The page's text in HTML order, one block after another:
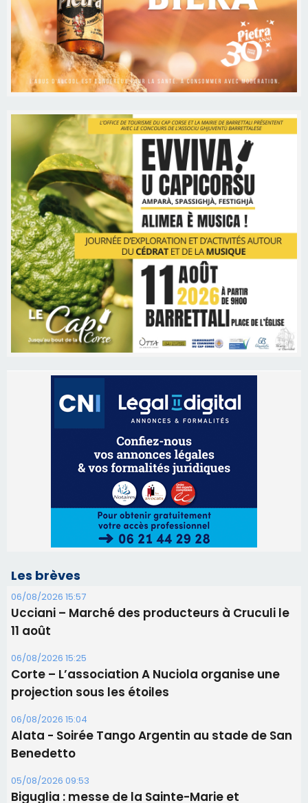
Les brèves
Ucciani – Marché des producteurs à Cruculi le
11 août
06/08/2026 15:25
projection sous les étoiles
06/08/2026 15:04
Alata - Soirée Tango Argentin au stade de San
Benedetto
05/08/2026 09:53
procession le 14 août